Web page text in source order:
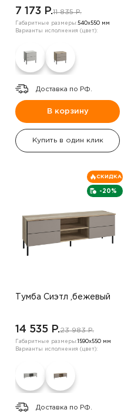
7 173 P.11 835 P.
Габаритные размеры:540х550 мм
Варианты исполнения (цвет):
Доставка по РФ.
В корзину
Купить в один клик
-20%
СКИДКА
Тумба Сиэтл ,бежевый
14 535 P.23 983 P.
Габаритные размеры: 1590х550 мм
Варианты исполнения (цвет):
Доставка по РФ.